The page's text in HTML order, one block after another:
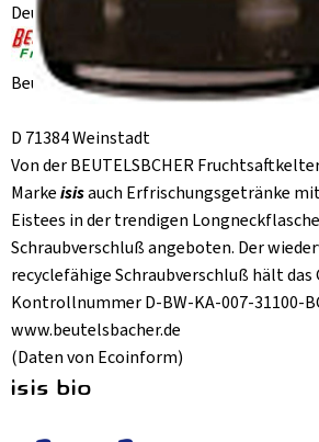
Deutschland
Beutelsbacher Fruchtsaftkelterei GmbH
D 71384 Weinstadt
Von der BEUTELSBCHER
Markeisisauch Erfrischungsgetränke
Eistees in der trendigen
Schraubverschluß angeboten. Der
recyclefähige Schraubverschluß hält das
Kontrollnummer D-BW-KA-007-31100-
www.beutelsbacher.de
(Daten von Ecoinform)
isis bio